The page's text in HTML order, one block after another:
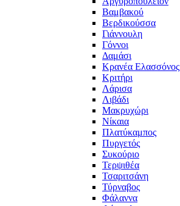
Βαμβακού
Βερδικούσσα
Γιάννουλη
Γόννοι
Δαμάσι
Κρανέα Ελασσόνος
Κριτήρι
Λάρισα
Λιβάδι
Μακρυχώρι
Νίκαια
Πλατύκαμπος
Πυργετός
Συκούριο
Τερψιθέα
Τσαριτσάνη
Τύρναβος
Φάλαννα